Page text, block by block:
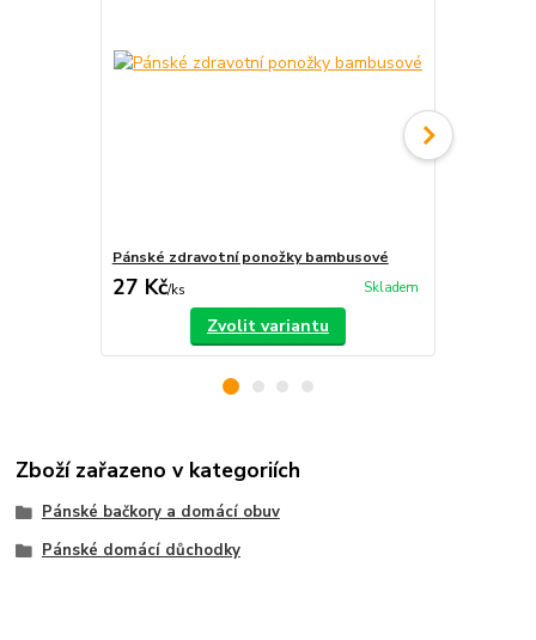
Pánské zdravotní ponožky bambusové
27 Kč/ks Skladem
Zvolit variantu
Zboží zařazeno v kategoriích
Pánské bačkory a domácí obuv
Pánské domácí důchodky